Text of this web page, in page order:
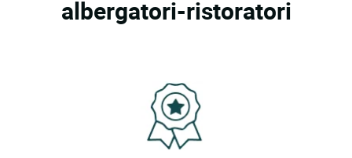
albergatori-ristoratori